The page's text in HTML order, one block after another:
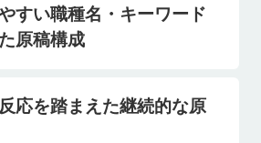
すい職種名・キーワード
原稿構成
応を踏まえた継続的な原